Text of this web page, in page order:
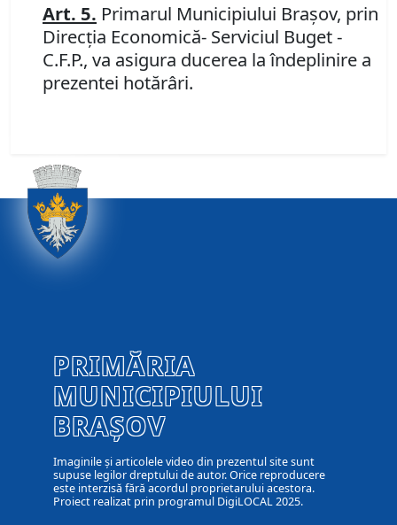
Art. 5. Primarul Municipiului Braşov, prin
Direcţia Economică- Serviciul Buget -
C.F.P., va asigura ducerea la îndeplinire a
prezentei hotărâri.
PRIMĂRIA
MUNICIPIULUI
BRAȘOV
Imaginile și articolele video din prezentul site sunt
supuse legilor dreptului de autor. Orice reproducere
este interzisă fără acordul proprietarului acestora.
Proiect realizat prin programul DigiLOCAL 2025.